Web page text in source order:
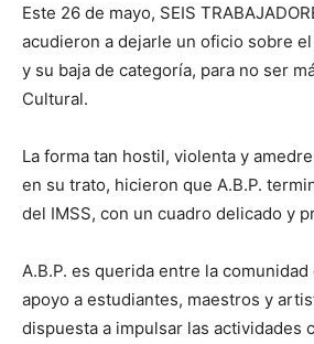
Este 26 de mayo, SEIS
acudieron a dejarle un oficio sobre
y su baja de categoría, para no ser
Cultural.
La forma tan hostil, violenta y
en su trato, hicieron que A.B.P.
del IMSS, con un cuadro delicado y
A.B.P. es querida entre la
apoyo a estudiantes, maestros y
dispuesta a impulsar las actividades